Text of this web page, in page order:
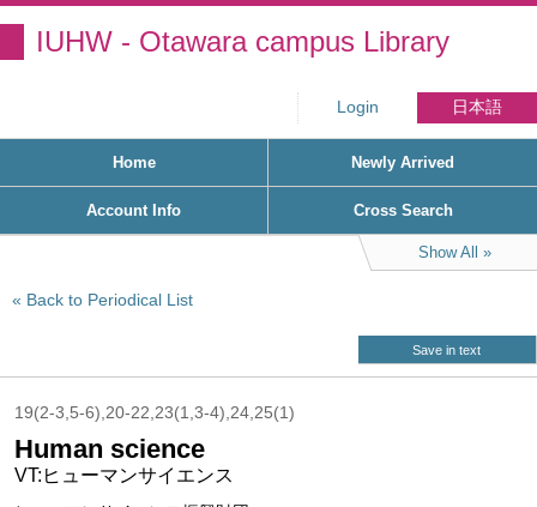
IUHW - Otawara campus Library
Login 日本語
Home Newly Arrived
Account Info Cross Search
Show All
Back to Periodical List
Save in text
19(2-3,5-6),20-22,23(1,3-4),24,25(1)
Human science
VT:ヒューマンサイエンス